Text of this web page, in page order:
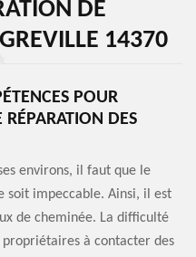
DE
14370
POUR
RÉPARATION DES
environs, il faut que le
soit impeccable. Ainsi, il est
de cheminée. La difficulté
à contacter des